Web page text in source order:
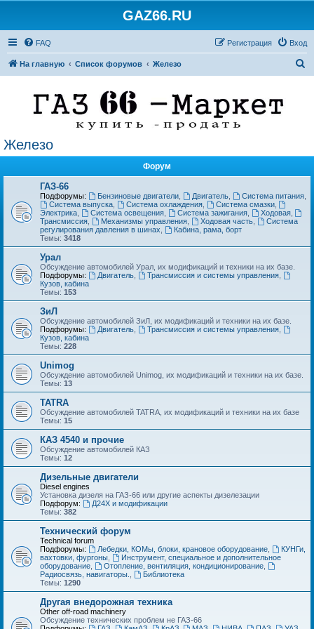
GAZ66.RU
FAQ Вход
Регистрация
На главную Список форумов Железо
Железо
Форум
ГАЗ-66
Подфорумы: Бензиновые двигатели, Двигатель, Система питания,
Система выпуска, Система охлаждения, Система смазки,
Электрика
Система освещения, Система зажигания, Ходовая,
Трансмиссия
Механизмы управления, Ходовая часть,
Система
регулирования давления в шинах
Кабина, рама, борт
Темы: 3418
Урал
Обсуждение автомобилей Урал, их модификаций и техники на их базе.
Подфорумы:
Двигатель, Трансмиссия и системы управления,
Кузов, кабина
Темы: 153
ЗиЛ
Обсуждение автомобилей ЗиЛ, их модификаций и техники на их базе.
Подфорумы:
Двигатель, Трансмиссия и системы управления,
Кузов, кабина
Темы: 228
Unimog
Обсуждение автомобилей Unimog, их модификаций и техники на их базе.
Темы: 13
TATRA
Обсуждение автомобилей TATRA, их модификаций и техники на их базе
Темы: 15
КАЗ 4540 и прочие
Обсуждение автомобилей КАЗ
Темы: 12
Дизельные двигатели
Diesel engines
Установка дизеля на ГАЗ-66 или другие аспекты дизелезации
Подфорум:
Д24Х и модификации
Темы: 382
Технический форум
Technical forum
Подфорумы:
Лебедки, КОМы, блоки, крановое оборудование,
КУНГи,
вахтовки, фургоны
Инструмент, специальное и дополнительное
оборудование
Отопление, вентиляция, кондиционирование,
Радиосвязь, навигаторы.
Библиотека
Темы: 1290
Другая внедорожная техника
Other off-road machinery
Обсуждение технических проблем не ГАЗ-66